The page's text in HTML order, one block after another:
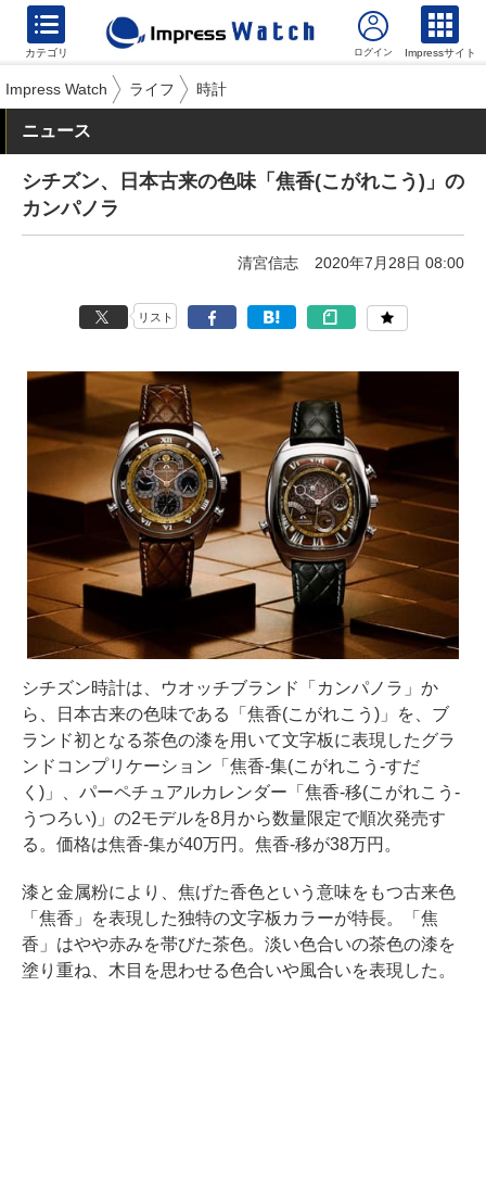
カテゴリ Impressサイト
Impress Watch ライフ 時計
ニュース
シチズン、日本古来の色味「焦香(こがれこう)」の
カンパノラ
清宮信志 2020年7月28日 08:00
リスト
シチズン時計は、ウオッチブランド「カンパノラ」か
ら、日本古来の色味である「焦香(こがれこう)」を、ブ
ランド初となる茶色の漆を用いて文字板に表現したグラ
ンドコンプリケーション「焦香-集(こがれこう-すだ
く)」、パーペチュアルカレンダー「焦香-移(こがれこう-
うつろい)」の2モデルを8月から数量限定で順次発売す
る。価格は焦香-集が40万円。焦香-移が38万円。
漆と金属粉により、焦げた香色という意味をもつ古来色
「焦香」を表現した独特の文字板カラーが特長。「焦
香」はやや赤みを帯びた茶色。淡い色合いの茶色の漆を
塗り重ね、木目を思わせる色合いや風合いを表現した。